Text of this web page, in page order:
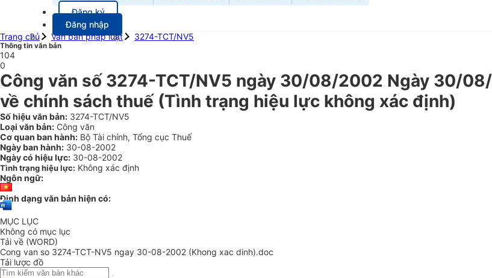
Đăng ký
Đăng nhập
Trang chủ
Văn bản pháp luật 3274-TCT/NV5
Thông tin văn bản
104
0
Công văn số 3274-TCT/NV5 ngày 30/08/2002 Ngày 30/
về chính sách thuế (Tình trạng hiệu lực không xác định)
Số hiệu văn bản: 3274-TCT/NV5
Loại văn bản: Công văn
Cơ quan ban hành: Bộ Tài chính, Tổng cục Thuế
Ngày ban hành: 30-08-2002
Ngày có hiệu lực: 30-08-2002
Tình trạng hiệu lực: Không xác định
Ngôn ngữ:
Định dạng văn bản hiện có:
MỤC LỤC
Không có mục lục
Tải về (WORD)
Cong van so 3274-TCT-NV5 ngay 30-08-2002 (Khong xac dinh).doc
Tải lược đồ